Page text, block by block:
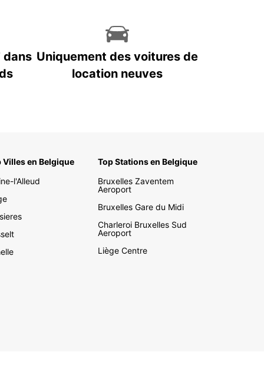
Uniquement des voitures de
location neuves
Villes en Belgique
l'Alleud
Top Stations en Belgique
Bruxelles Zaventem
Aeroport
Bruxelles Gare du Midi
Charleroi Bruxelles Sud
Aeroport
Liège Centre